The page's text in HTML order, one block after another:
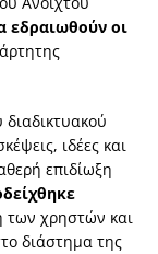
εδραιωθούν οι
ιδέες και
επιδίωξη
των χρηστών και
διάστημα της